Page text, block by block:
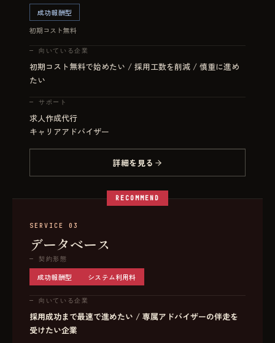
成功報酬型
初期コスト無料
—向いている企業
初期コスト無料で始めたい / 採用工数を削減 / 慎重に進め
たい
—サポート
求人作成代行
キャリアアドバイザー
詳細を見る
RECOMMEND
SERVICE 03
データベース
—契約形態
成功報酬型 システム利用料
—向いている企業
採用成功まで最速で進めたい / 専属アドバイザーの伴走を
受けたい企業